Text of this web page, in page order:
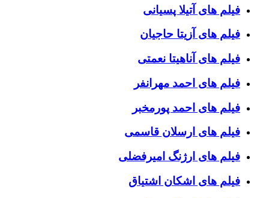
فیلم های آتیلا پسیانی
فیلم های آزیتا حاجیان
فیلم های آناهیتا نعمتی
فیلم های احمد مهرانفر
فیلم های احمد پورمخبر
فیلم های ارسلان قاسمی
فیلم های ارژنگ امیرفضلی
فیلم های اشکان اشتیاق